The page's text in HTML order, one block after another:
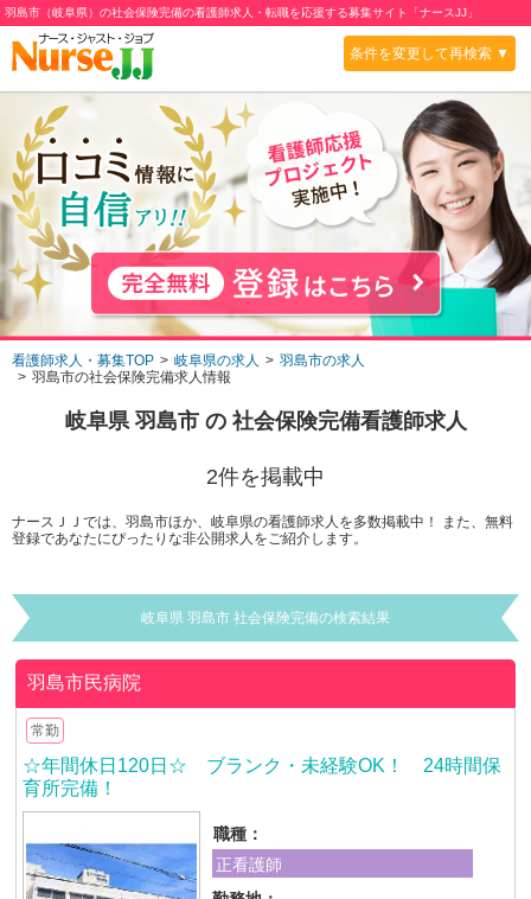
羽島市（岐阜県）の社会保険完備の看護師求人・転職を応援する募集サイト「ナースJJ」
条件を変更して再検索 ▼
看護師求人・募集TOP 岐阜県の求人
羽島市の求人
羽島市の社会保険完備求人情報
岐阜県 羽島市の 社会保険完備看護師求人
2件を掲載中
ナースＪＪでは、羽島市ほか、岐阜県の看護師求人を多数掲載中！ また、無料
登録であなたにぴったりな非公開求人をご紹介します。
岐阜県 羽島市 社会保険完備の検索結果
羽島市民病院
常勤
☆年間休日120日☆ ブランク・未経験OK！ 24時間保
育所完備！
職種：
正看護師